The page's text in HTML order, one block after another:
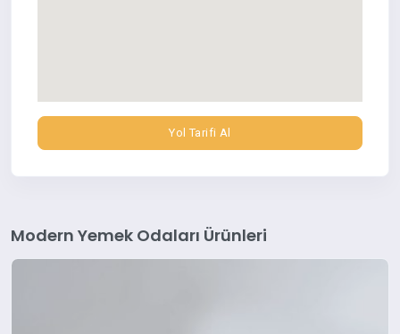
Yol Tarifi Al
Modern Yemek Odaları Ürünleri